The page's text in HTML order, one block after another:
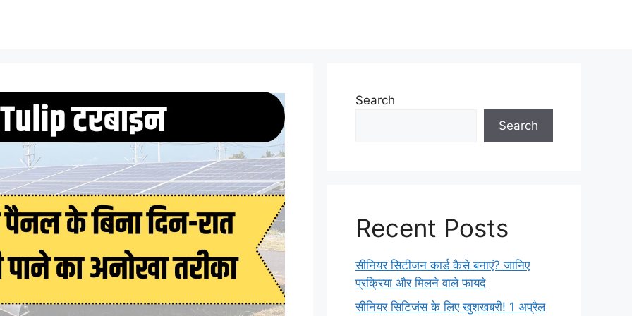
Search
Search
Recent Posts
सीनियर सिटीजन कार्ड कैसे बनाएं? जानिए
प्रक्रिया और मिलने वाले फायदे
सीनियर सिटिजंस के लिए खुशखबरी! 1 अप्रैल